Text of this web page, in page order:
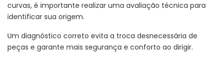
curvas, é importante realizar uma avaliação técnica para
identificar sua origem.
Um diagnóstico correto evita a troca desnecessária de
peças e garante mais segurança e conforto ao dirigir.